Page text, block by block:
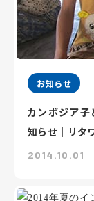
お知らせ
カンボジア
知らせ｜リタ
2014.10.01